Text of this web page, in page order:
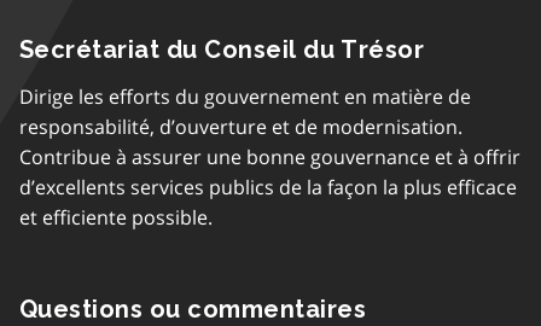
Secrétariat du Conseil du Trésor
Dirige les efforts du gouvernement en matière de
responsabilité, d’ouverture et de modernisation.
Contribue à assurer une bonne gouvernance et à offrir
d’excellents services publics de la façon la plus efficace
et efficiente possible.
Questions ou commentaires